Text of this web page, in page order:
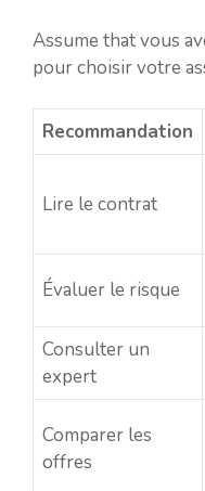
Assume that vous
pour choisir votre
Recommandation
Lire le contrat
Évaluer le risque
Consulter un
expert
Comparer les
offres